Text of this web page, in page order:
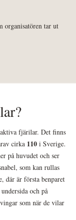
organisatören tar ut
fjärilar. Det finns
cirka 110 i Sverige.
på huvudet och ser
som kan rullas
där är första benparet
och på
som när de vilar